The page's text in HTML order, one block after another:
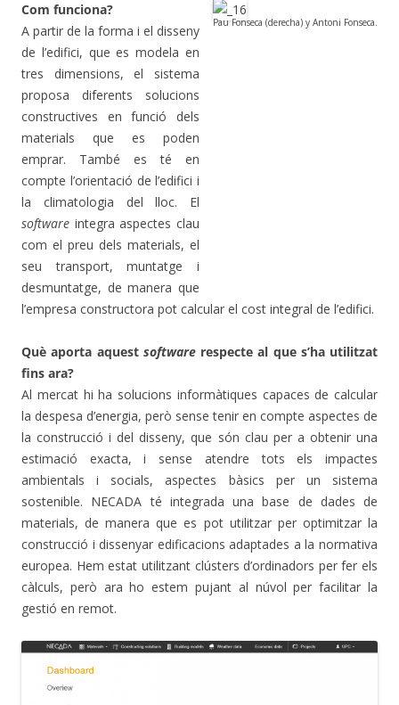
Pau Fonseca (derecha) y Antoni Fonseca.
Com funciona?
A partir de la forma i el disseny
de l’edifici, que es modela en
tres dimensions, el sistema
proposa diferents solucions
constructives en funció dels
materials que es poden
emprar. També es té en
compte l’orientació de l’edifici i
la climatologia del lloc. El
software integra aspectes clau
com el preu dels materials, el
seu transport, muntatge i
desmuntatge, de manera que
l’empresa constructora pot calcular el cost integral de l’edifici.
Què aporta aquest softwarerespecte al que s’ha utilitzat
fins ara?
Al mercat hi ha solucions informàtiques capaces de calcular
la despesa d’energia, però sense tenir en compte aspectes de
la construcció i del disseny, que són clau per a obtenir una
estimació exacta, i sense atendre tots els impactes
ambientals i socials, aspectes bàsics per un sistema
sostenible. NECADA té integrada una base de dades de
materials, de manera que es pot utilitzar per optimitzar la
construcció i dissenyar edificacions adaptades a la normativa
europea. Hem estat utilitzant clústers d’ordinadors per fer els
càlculs, però ara ho estem pujant al núvol per facilitar la
gestió en remot.